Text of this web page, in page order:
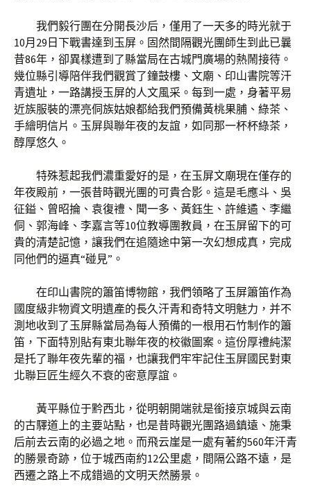
我們毅行團在分開長沙后，僅用了一天多的時光就于
10月29日下戰書達到玉屏。固然間隔觀光團師生到此已曩
昔86年，卻異樣遭到了縣當局在古城門廣場的熱鬧接待。
幾位縣引導陪伴我們觀賞了鐘鼓樓、文廟、印山書院等汗
青遺址，一路講授玉屏的人文風采。每到一處，身著平易
近族服裝的漂亮侗族姑娘都給我們預備黃桃果脯、綠茶、
手繪明信片。玉屏與聯年夜的友誼，如同那一杯杯綠茶，
醇厚悠久。
特殊惹起我們濃重愛好的是，在玉屏文廟現在僅存的
年夜殿前，一張昔時觀光團的可貴合影。這是毛應斗、吳
征鎰、曾昭掄、袁復禮、聞一多、黃鈺生、許維遹、李繼
侗、郭海峰、李嘉言等10位教導團教員，在玉屏留下的可
貴的清楚記憶，讓我們在追隨途中第一次幻想成真，完成
同他們的逼真“碰見”。
在印山書院的簫笛博物館，我們領略了玉屏簫笛作為
國度級非物資文明遺產的長久汗青和奇特文明魅力，并不
測地收到了玉屏縣當局為每人預備的一根用石竹制作的簫
笛，下面特別貼有東北聯年夜的校徽圖案。這份厚禮純潔
是托了聯年夜先輩的福，也讓我們牢牢記住玉屏國民對東
北聯巨匠生經久不衰的密意厚誼。
黃平縣位于黔西北，從明朝開端就是銜接京城與云南
的古驛道上的主要站點，也是昔時觀光團路過鎮遠、施秉
后前去云南的必過之地。而飛云崖是一處有著約560年汗青
的勝景奇跡，位于城西南約12公里處，間隔公路不遠，是
西遷之路上不成錯過的文明天然勝景。